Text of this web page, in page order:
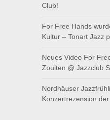
Club!
For Free Hands
Kultur – Tonart Jazz
Neues Video For
Zouiten @ Jazzclub
Nordhäuser
Konzertrezension